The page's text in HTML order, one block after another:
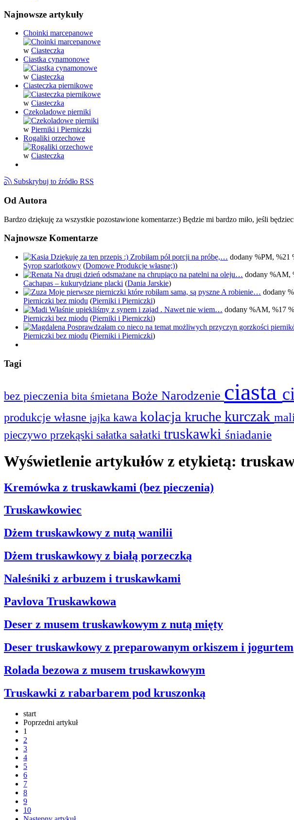
Najnowsze artykuły
Choinki marcepanowe
w Ciasteczka
Ciastka cynamonowe
w Ciasteczka
Ciasteczka piernikowe
w Ciasteczka
Czekoladowe pierniki
w Pierniki i Pierniczki
Rogaliki orzechowe
w Ciasteczka
Subskrybuj to źródło RSS
Od Autora
Bardzo dziękuję za wszystkie pozostawione komentarze:) Będzie mi bardzo miło, jeśli
Najnowsze Komentarze
Dziękuję za ten przepis :) Zrobiłam pół porcji na próbę,… dodany %PM, %21
Syrop szarlotkowy (Domowe Produkcje własne;))
Na drugi dzień odsmażane na chrupiąco na patelni na oleju… dodany %AM,
Cachapas – kukurydziane placki (Dania Jarskie)
Moje pierwsze pierniczki które robiłam sama, są pyszne A robienie… dodany
Pierniczki bez miodu (Pierniki i Pierniczki)
Właśnie upiekliśmy z synem i zajad . Nawet nie wiem… dodany %AM, %17
Pierniczki bez miodu (Pierniki i Pierniczki)
Posprawdzałam co nieco na temat możliwych przyczyn gorzkości
Pierniczki bez miodu (Pierniki i Pierniczki)
Tagi
bez pieczenia bita śmietana Boże Narodzenie ciasta
produkcje własne jajka kawa kolacja kruche kurczak
pieczywo przekąski sałatka sałatki truskawki śniadanie
Wyświetlenie artykułów z etykietą:
Kremówka z truskawkami (bez pieczenia)
Truskawkowiec
Dżem truskawkowy z nutą wanilii
Dżem truskawkowy z białą porzeczką
Naleśniki z arbuzem i truskawkami
Pavlova Truskawkowa
Deser z musem truskawkowym z nutą mięty
Deser truskawkowy z preparowanym orkiszem i jogurtem
Rolada bezowa z musem truskawkowym
Truskawki z rabarbarem pod kruszonką
start
Poprzedni artykuł
1
2
3
4
5
6
7
8
9
10